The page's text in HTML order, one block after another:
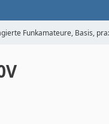
Funkamateure, Basis,